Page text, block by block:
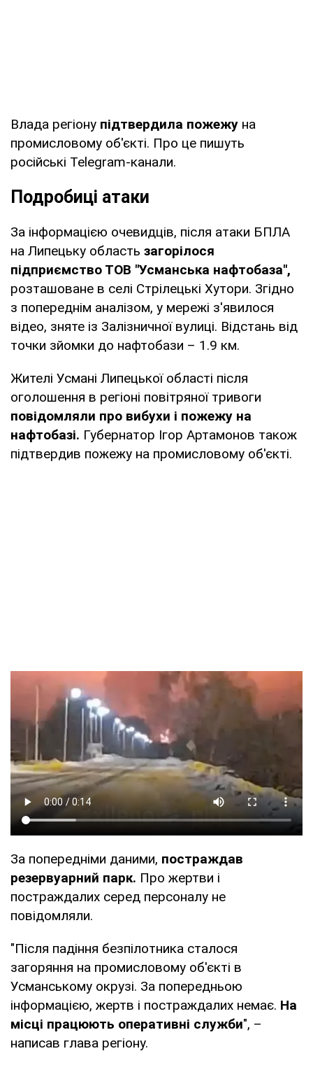
Влада регіону підтвердила пожежу на
промисловому об'єкті. Про це пишуть
російські Telegram-канали.
Подробиці атаки
За інформацією очевидців, після атаки БПЛА
на Липецьку область загорілося
підприємство ТОВ "Усманська нафтобаза",
розташоване в селі Стрілецькі Хутори. Згідно
з попереднім аналізом, у мережі з'явилося
відео, зняте із Залізничної вулиці. Відстань від
точки зйомки до нафтобази – 1.9 км.
Жителі Усмані Липецької області після
оголошення в регіоні повітряної тривоги
повідомляли про вибухи і пожежу на
нафтобазі. Губернатор Ігор Артамонов також
підтвердив пожежу на промисловому об'єкті.
За попередніми даними, постраждав
резервуарний парк. Про жертви і
постраждалих серед персоналу не
повідомляли.
"Після падіння безпілотника сталося
загоряння на промисловому об'єкті в
Усманському окрузі. За попередньою
інформацією, жертв і постраждалих немає. На
місці працюють оперативні служби", –
написав глава регіону.